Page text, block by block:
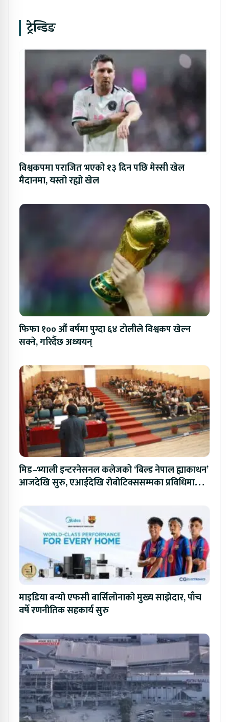
ट्रेन्डिङ
विश्वकपमा पराजित भएको १३ दिन पछि मेस्सी खेल
मैदानमा, यस्तो रह्यो खेल
फिफा १०० औं बर्षमा पुग्दा ६४ टोलीले विश्वकप खेल्न
सक्ने, गरिदैँछ अध्ययन्
मिड–भ्याली इन्टरनेसनल कलेजको ‘बिल्ड नेपाल ह्याकाथन’
आजदेखि सुरु, एआईदेखि रोबोटिक्ससम्मका प्रविधिमा
माइडिया बन्यो एफसी बार्सिलोनाको मुख्य साझेदार, पाँच
वर्षे रणनीतिक सहकार्य सुरु